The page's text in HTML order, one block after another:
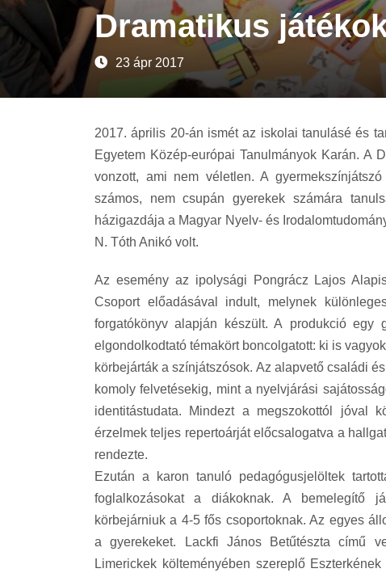
Dramatikus
23 ápr 2017
2017. április 20-án ismét az iskolai tanulásé és
Egyetem Közép-európai Tanulmányok Karán. A
vonzott, ami nem véletlen. A
számos, nem csupán gyerekek számára
házigazdája a Magyar Nyelv- és
N. Tóth Anikó volt.
Az esemény az ipolysági Pongrácz Lajos
Csoport előadásával indult, melynek
forgatókönyv alapján készült. A produkció egy
elgondolkodtató témakört boncolgatott: ki is
körbejárták a színjátszósok. Az alapvető családi
komoly felvetésekig, mint a nyelvjárási
identitástudata. Mindezt a megszokottól jóval
érzelmek teljes repertoárját előcsalogatva a
rendezte.
Ezután a karon tanuló pedagógusjelöltek
foglalkozásokat a diákoknak. A bemelegítő
körbejárniuk a 4-5 fős csoportoknak. Az egyes
a gyerekeket. Lackfi János Betűtészta című
Limerickek költeményében szereplő